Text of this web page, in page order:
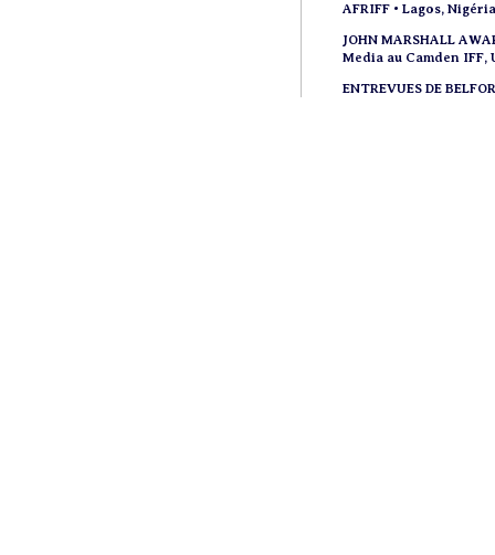
AFRIFF • Lagos, Nigéria
JOHN MARSHALL
Media au Camden IFF,
ENTREVUES DE